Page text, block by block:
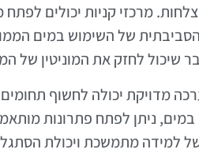
מרכזי קניות יכולים
של השימוש במים
שיכול לחזק את המוניטין של
מדויקת יכולה לחשוף
ניתן לפתח פתרונות
למידה מתמשכת ויכולת